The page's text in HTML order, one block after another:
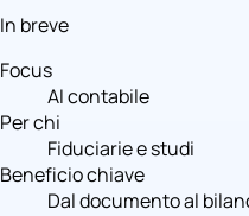
In breve
Focus
AI contabile
Per chi
Fiduciarie e studi
Beneficio chiave
Dal documento al